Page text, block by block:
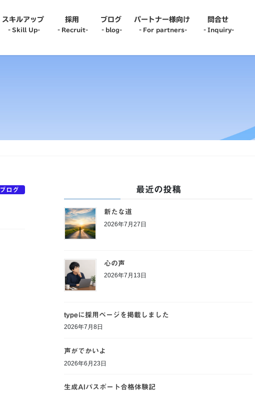
スキルアップ
‐Skill Up-
採用
‐Recruit-
‐Career Change Interview-
ブログ
‐blog-
パートナー様向け
‐For partners-
問合せ
‐Inquiry-
ブログ 最近の投稿
新たな道
2026年7月27日
心の声
2026年7月13日
typeに採用ページを掲載しました
2026年7月8日
声がでかいよ
2026年6月23日
生成AIパスポート合格体験記